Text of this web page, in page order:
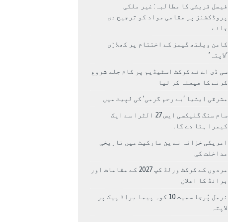
فیصل قریشی کا مطالبہ: غیر ملکی
پروڈکشنز پر مقامی مواد کو ترجیح دی
جائے
کامن ویلتھ گیمز کے اختتام پر کھلاڑی
‘لاپتہ’
سی ڈی اے نے کرکٹ اسٹیڈیم پر کام جلد شروع
کرنے کا فیصلہ کر لیا
مشرقی ایشیا ‘بے رحم گرمی’ کی لپیٹ میں
سام سنگ گلیکسی ایس 27 الٹرا سے ایک
کیمرا ہٹا دے گا.
امریکی خزانہ نے ین مارکیٹ میں تاریخی
مداخلت کی
مردوں کے کرکٹ ورلڈ کپ 2027 کے مقامات اور
برانڈ کا اعلان
نرمل پُرجا سمیت 10 کوہ پیما براڈ پیک پر
لاپتہ